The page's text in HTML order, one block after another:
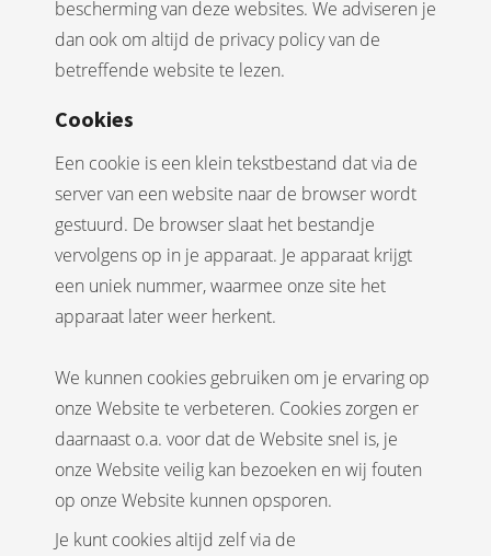
bescherming van deze websites. We adviseren je
dan ook om altijd de privacy policy van de
betreffende website te lezen.
Cookies
Een cookie is een klein tekstbestand dat via de
server van een website naar de browser wordt
gestuurd. De browser slaat het bestandje
vervolgens op in je apparaat. Je apparaat krijgt
een uniek nummer, waarmee onze site het
apparaat later weer herkent.
We kunnen cookies gebruiken om je ervaring op
onze Website te verbeteren. Cookies zorgen er
daarnaast o.a. voor dat de Website snel is, je
onze Website veilig kan bezoeken en wij fouten
op onze Website kunnen opsporen.
Je kunt cookies altijd zelf via de